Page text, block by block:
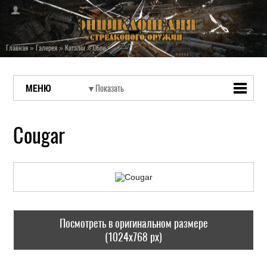
Главная»Галерея»Каталог»Обои
МЕНЮ
Cougar
Посмотреть в оригинальном размере
(1024x768 px)